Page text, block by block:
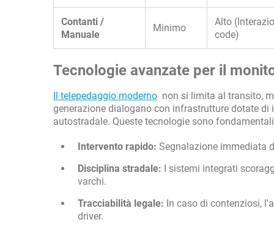
Contanti /
Manuale
Minimo
Alto
code)
Tecnologie avanzate per il
Il telepedaggio moderno non si limita al transito,
generazione dialogano con infrastrutture dotate
autostradale. Queste tecnologie sono
Intervento rapido: Segnalazione immediata
Disciplina stradale: I sistemi integrati
varchi.
Tracciabilità legale: In caso di contenziosi,
driver.